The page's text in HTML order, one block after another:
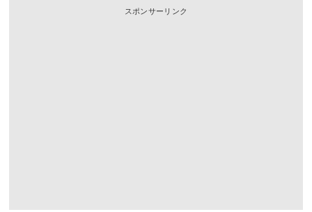
スポンサーリンク